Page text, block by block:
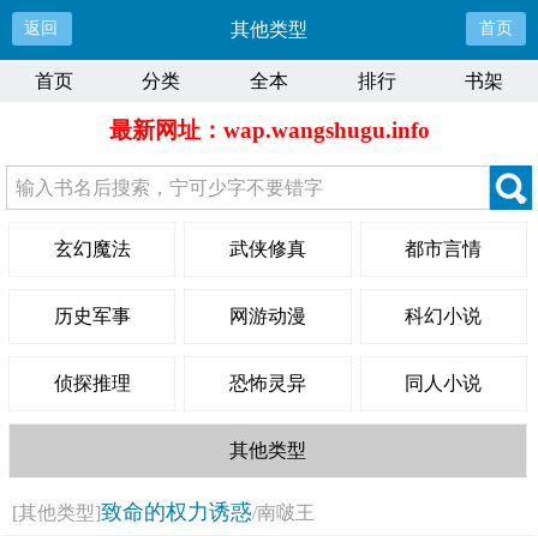
返回 其他类型 首页
首页 分类 全本 排行 书架
最新网址：wap.wangshugu.info
玄幻魔法 武侠修真 都市言情
历史军事 网游动漫 科幻小说
侦探推理 恐怖灵异 同人小说
其他类型
[其他类型]致命的权力诱惑/南啵王